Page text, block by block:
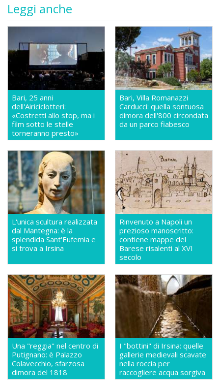
Leggi anche
Bari, 25 anni
dell'Airiciclotteri:
«Costretti allo stop, ma i
film sotto le stelle
torneranno presto»
Bari, Villa Romanazzi
Carducci: quella sontuosa
dimora dell'800 circondata
da un parco fiabesco
L'unica scultura realizzata
dal Mantegna: è la
splendida Sant'Eufemia e
si trova a Irsina
Rinvenuto a Napoli un
prezioso manoscritto:
contiene mappe del
Barese risalenti al XVI
secolo
Una "reggia" nel centro di
Putignano: è Palazzo
Colavecchio, sfarzosa
dimora del 1818
I "bottini" di Irsina: quelle
gallerie medievali scavate
nella roccia per
raccogliere acqua sorgiva